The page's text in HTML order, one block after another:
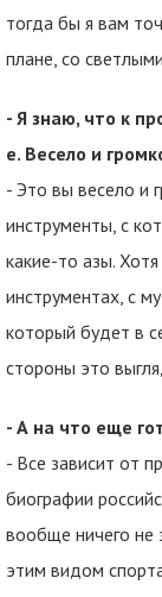
тогда бы я вам
плане, со
- Я знаю, что к
е. Весело и
- Это вы весело и
инструменты, с
какие-то азы.
инструментах, с
который будет в
стороны это
- А на что еще
- Все зависит от
биографии
вообще ничего не
этим видом